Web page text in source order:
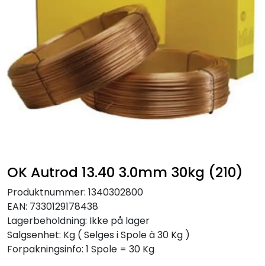
OK Autrod 13.40 3.0mm 30kg (210)
Produktnummer: 1340302800
EAN: 7330129178438
Lagerbeholdning: Ikke på lager
Salgsenhet: Kg ( Selges i Spole à 30 Kg )
Forpakningsinfo: 1 Spole = 30 Kg
Verneutstyr
Industriprodukter